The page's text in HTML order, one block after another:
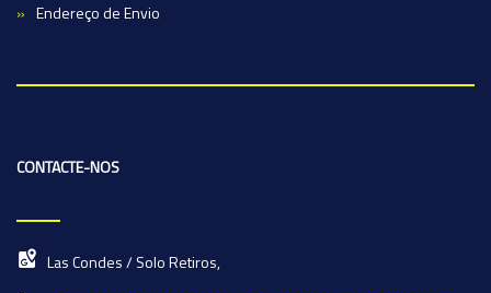
Endereço de Envio
CONTACTE-NOS
Las Condes / Solo Retiros,